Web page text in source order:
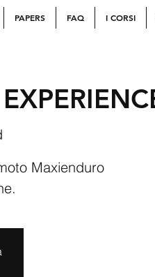
PAPERS FAQ I CORSI
Maxienduro